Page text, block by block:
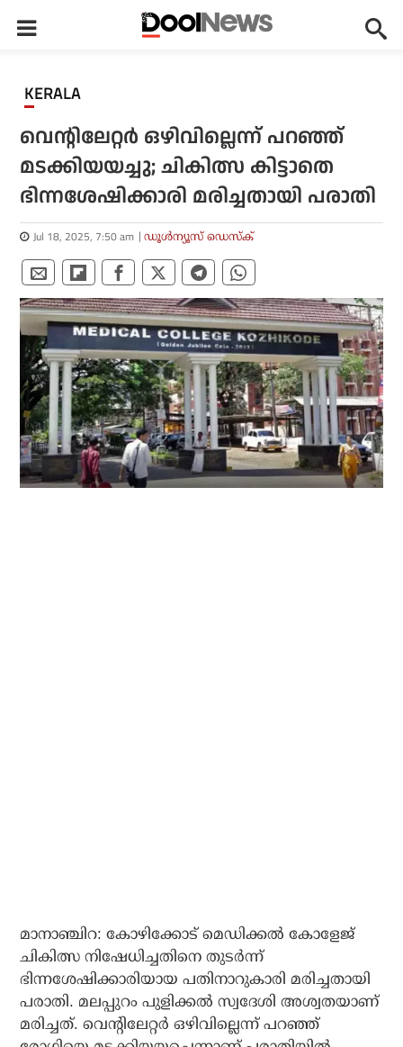
KERALA
വെന്റിലേറ്റര്‍ ഒഴിവില്ലെന്ന് പറഞ്ഞ്
മടക്കിയയച്ചു; ചികിത്സ കിട്ടാതെ
ഭിന്നശേഷിക്കാരി മരിച്ചതായി പരാതി
Jul 18, 2025, 7:50 am ഡൂള്‍ന്യൂസ് ഡെസ്‌ക്
മാനാഞ്ചിറ: കോഴിക്കോട് മെഡിക്കല്‍ കോളേജ്
ചികിത്സ നിഷേധിച്ചതിനെ തുടര്‍ന്ന്
ഭിന്നശേഷിക്കാരിയായ പതിനാറുകാരി മരിച്ചതായി
പരാതി. മലപ്പുറം പുളിക്കല്‍ സ്വദേശി അശ്വതയാണ്
മരിച്ചത്. വെന്റിലേറ്റര്‍ ഒഴിവില്ലെന്ന് പറഞ്ഞ്